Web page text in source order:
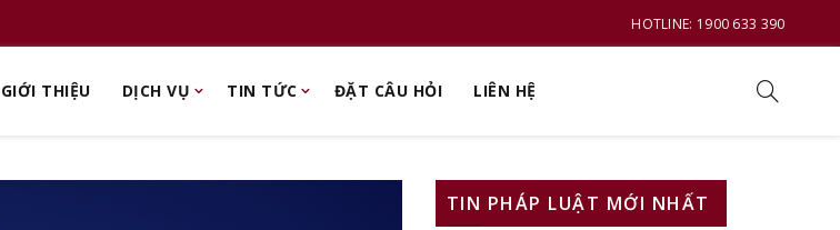
HOTLINE: 1900 633 390
GIỚI THIỆU DỊCH VỤ TIN TỨC ĐẶT CÂU HỎI LIÊN HỆ
TIN PHÁP LUẬT MỚI NHẤT